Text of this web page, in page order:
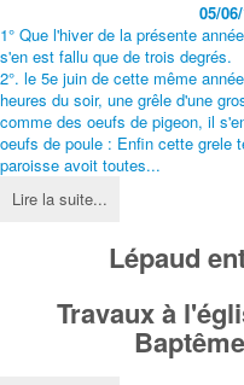
05/
1° Que l'hiver de la présente
s'en est fallu que de trois degrés.
2°. le 5e juin de cette même
heures du soir, une grêle d'une
comme des oeufs de pigeon, il
oeufs de poule : Enfin cette grele
paroisse avoit toutes...
Lire la suite...
Lépaud
Travaux à